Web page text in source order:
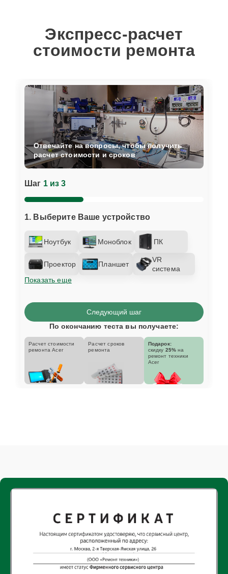
Экспресс-расчет
стоимости ремонта
Шаг 1 из 3
1. Выберите Ваше устройство
Ноутбук Моноблок ПК
Проектор Планшет
VR
система
Показать еще
Отвечайте на вопросы, чтобы получить
расчет стоимости и сроков
Следующий шаг
По окончанию теста вы получаете:
Расчет стоимости
ремонта Acer
Расчет сроков
ремонта
Подарок:
скидку 25% на
ремонт техники
Acer